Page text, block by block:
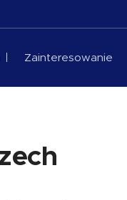
Zainteresowanie
🇩🇪